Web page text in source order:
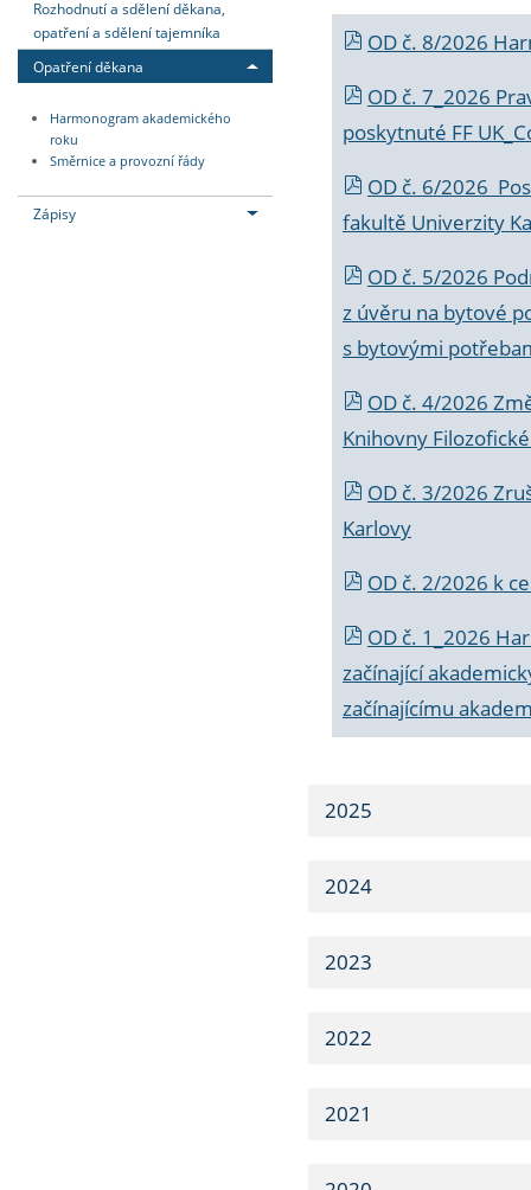
Rozhodnutí a sdělení děkana,
opatření a sdělení tajemníka
Opatření děkana
Harmonogram akademického
roku
Směrnice a provozní řády
Zápisy
OD č. 8/2026
OD č. 7_2026
poskytnuté FF
OD č. 6/2026
fakultě Univerzity
OD č. 5/2026
z úvěru na bytové
s bytovými
OD č. 4/2026
Knihovny
OD č. 3/2026
Karlovy
OD č. 2/2026 k
OD č. 1_2026
začínající
začínajícímu
2025
2024
2023
2022
2021